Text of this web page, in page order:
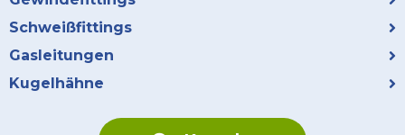
Schweißfittings
Gasleitungen
Kugelhähne